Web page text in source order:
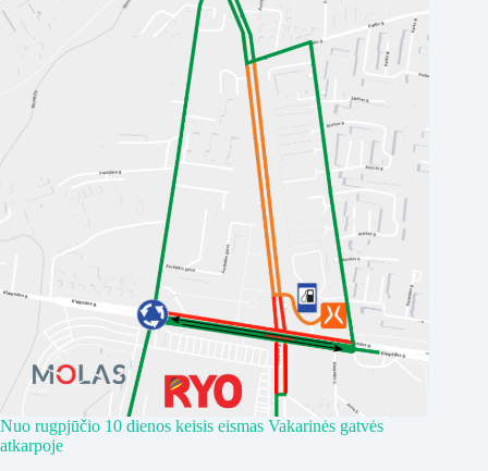
Nuo rugpjūčio 10 dienos keisis eismas Vakarinės gatvės
atkarpoje